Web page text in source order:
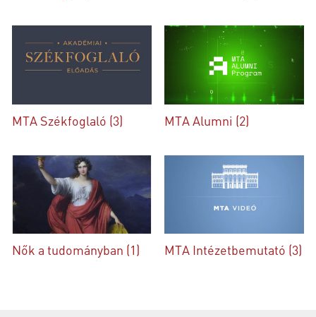
MTA Székfoglaló (3) MTA Alumni (2)
Nők a tudományban (1) MTA Intézetbemutató (3)